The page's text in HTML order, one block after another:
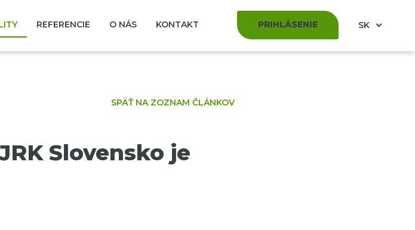
REFERENCIE O NÁS KONTAKT PRIHLÁSENIE SK
SPÄŤ NA ZOZNAM ČLÁNKOV
Slovensko je